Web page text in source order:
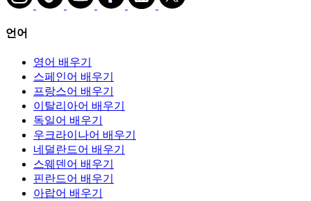
언어
영어 배우기
스페인어 배우기
프랑스어 배우기
이탈리아어 배우기
독일어 배우기
우크라이나어 배우기
네덜란드어 배우기
스웨덴어 배우기
핀란드어 배우기
아랍어 배우기